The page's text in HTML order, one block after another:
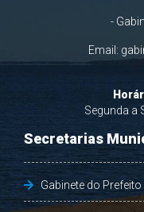
-
Email:
Segunda a
Secretarias
Gabinete do Prefeito